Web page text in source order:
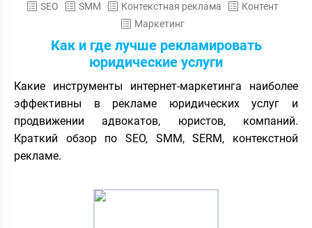
SEO SMM Контекстная реклама
Контент
Маркетинг
Как и где лучше рекламировать
юридические услуги
Какие инструменты интернет-маркетинга наиболее
эффективны в рекламе юридических услуг и
продвижении адвокатов, юристов, компаний.
Краткий обзор по SEO, SMM, SERM, контекстной
рекламе.